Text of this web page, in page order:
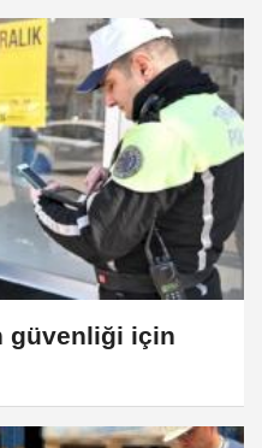
güvenliği için